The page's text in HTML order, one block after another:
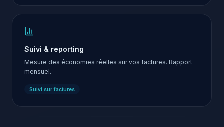
Suivi & reporting
Mesure des économies réelles sur vos factures. Rapport
mensuel.
Suivi sur factures